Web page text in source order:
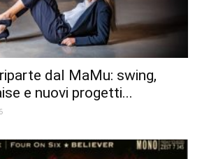
dal MaMu: swing,
e nuovi progetti...